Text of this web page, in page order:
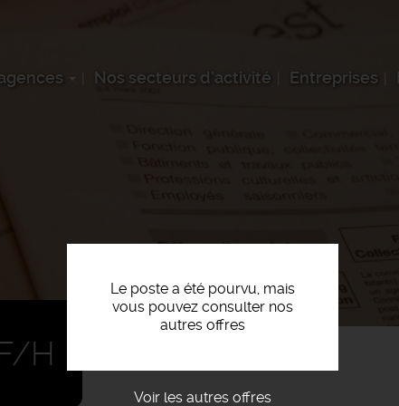
Nos secteurs d'activité Entreprises
Le poste a été pourvu, mais
vous pouvez consulter nos
autres offres
Voir les autres offres
H